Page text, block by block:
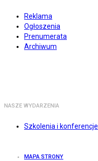
Reklama
Ogłoszenia
Prenumerata
Archiwum
NASZE WYDARZENIA
Szkolenia i konferencje
MAPA STRONY